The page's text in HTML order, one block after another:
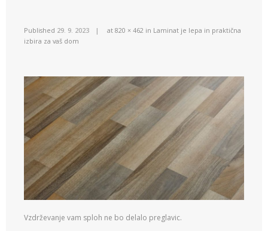
Published 29. 9. 2023 at 820 × 462 in Laminat je lepa in praktična
izbira za vaš dom
Vzdrževanje vam sploh ne bo delalo preglavic.